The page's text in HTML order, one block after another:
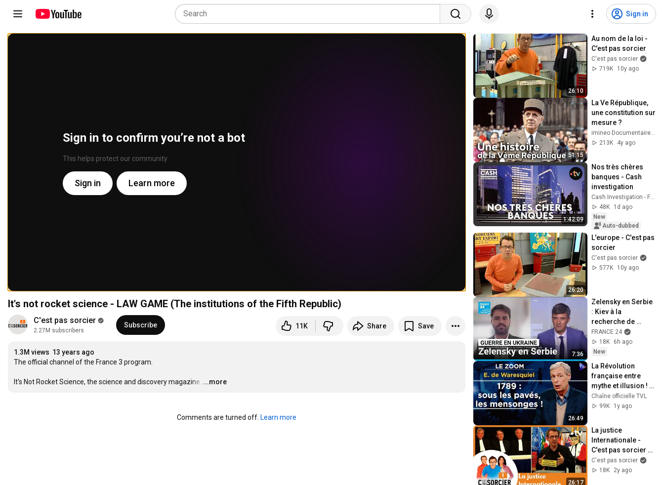
Sign in
Sign in to confirm you’re not a bot
This helps protect our community
Sign in Learn more
It's not rocket science - LAW GAME (The institutions of the Fifth Republic)
C'est pas sorcier
2.27M subscribers
Subscribe 11K Share Save
1.3M views 13 years ago
The official channel of the France 3 program.
It's Not Rocket Science, the science and discovery magazine. …
...more
Comments are turned off. Learn more
26:10
Au nom de la loi -
C'est pas sorcier
C'est pas sorcier
719K
10y ago
51:15
La Ve République,
une constitution sur
mesure ?
imineo Documentaires
213K
4y ago
1:42:09
Nos très chères
banques - Cash
investigation
Cash Investigation - France Télévisions
48K
1d ago
New
Auto-dubbed
26:20
L'europe - C'est pas
sorcier
C'est pas sorcier
577K
10y ago
7:36
Zelensky en Serbie
: Kiev à la
recherche de
nouveau soutien ? •
FRANCE 24
FRANCE 24
18K
6h ago
New
26:49
La Révolution
française entre
mythe et illusion ! -
Le Zoom -
Emmanuel de
Chaîne officielle TVL
99K
1y ago
26:17
La justice
Internationale -
C'est pas sorcier
[Intégrale]
C'est pas sorcier
18K
2y ago